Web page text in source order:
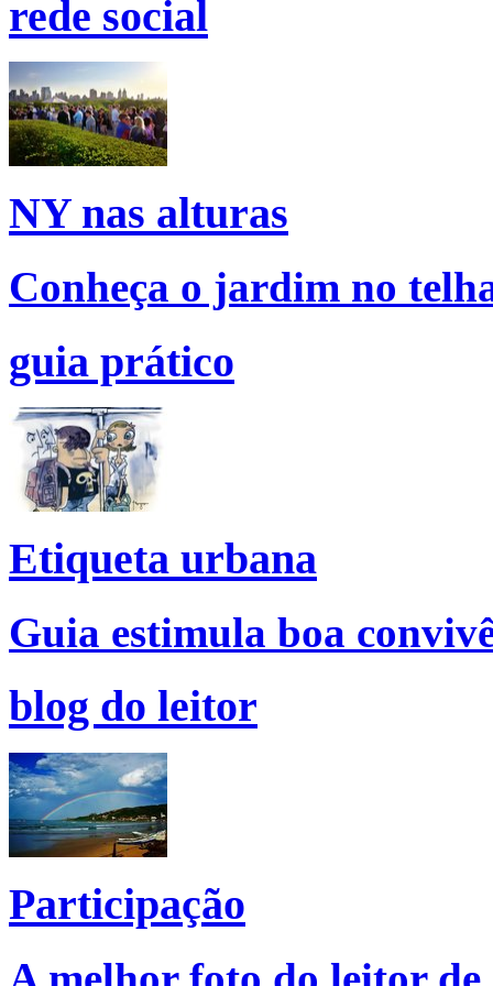
rede social
NY nas alturas
Conheça o jardim no
guia prático
Etiqueta urbana
Guia estimula boa
blog do leitor
Participação